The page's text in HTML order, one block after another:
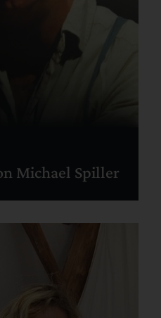
Michael Spiller